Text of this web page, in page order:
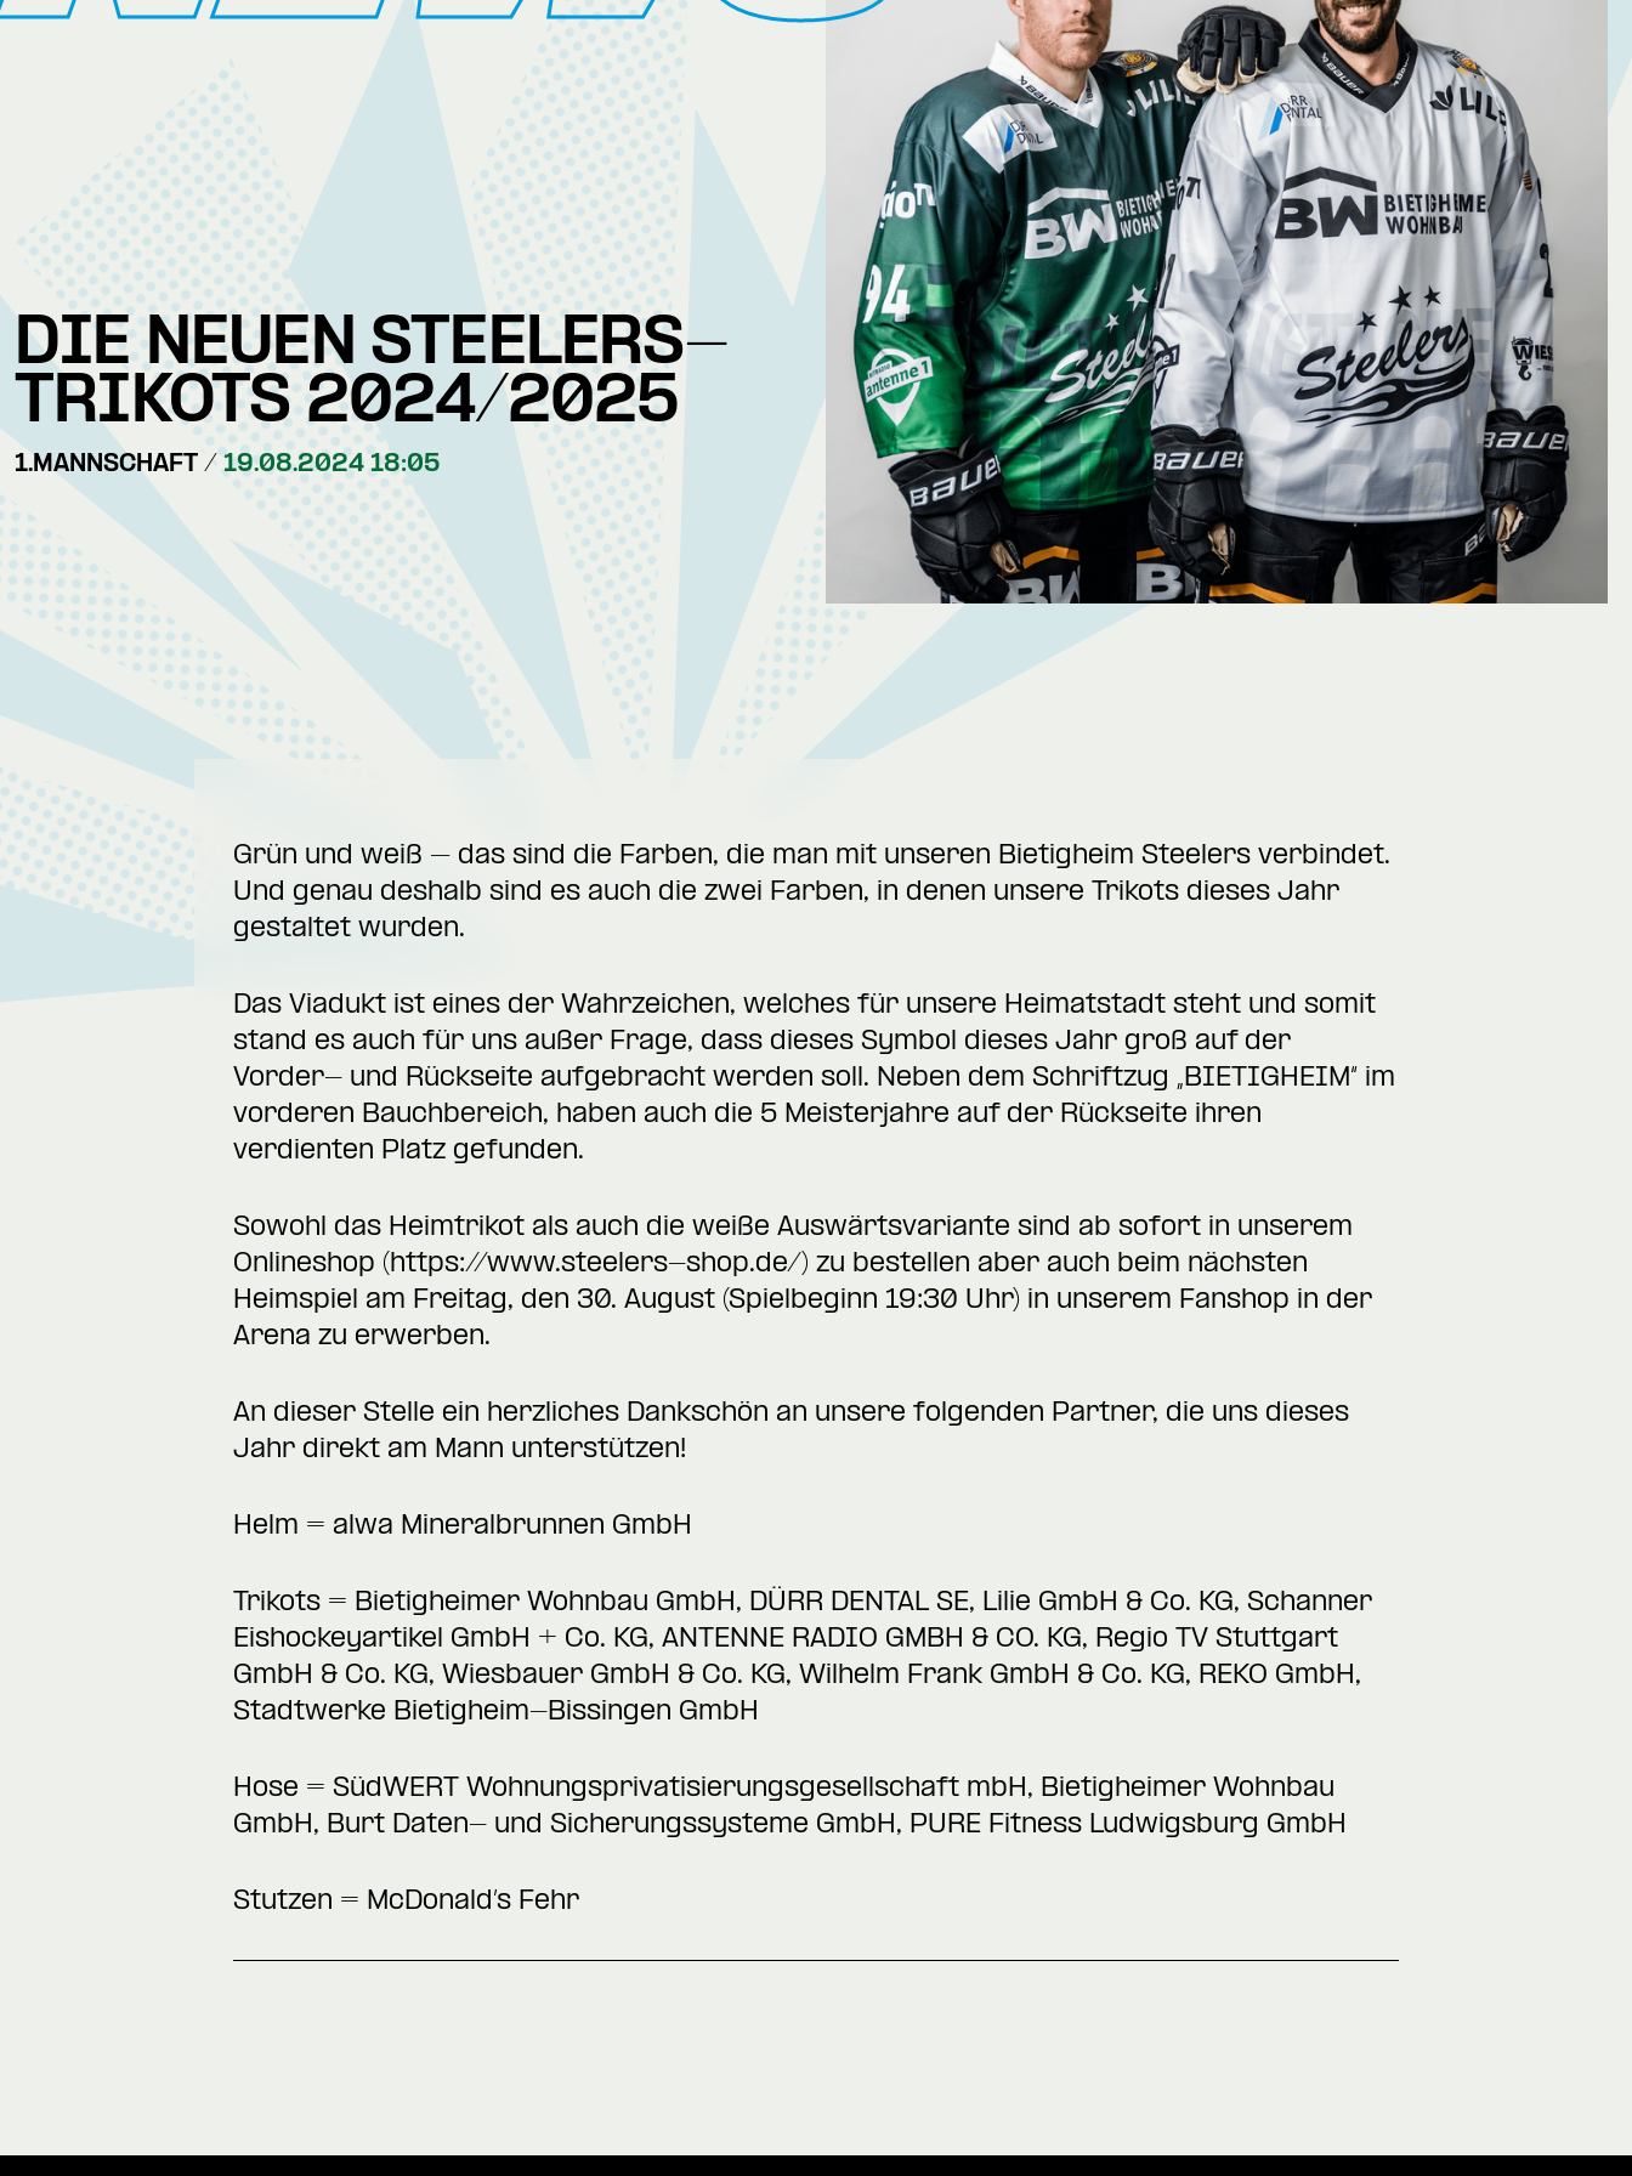
DIE NEUEN STEELERS-
TRIKOTS 2024/2025
1.MANNSCHAFT / 19.08.2024 18:05
Grün und weiß – das sind die Farben, die man mit unseren Bietigheim Steelers verbindet.
Und genau deshalb sind es auch die zwei Farben, in denen unsere Trikots dieses Jahr
gestaltet wurden.
Das Viadukt ist eines der Wahrzeichen, welches für unsere Heimatstadt steht und somit
stand es auch für uns außer Frage, dass dieses Symbol dieses Jahr groß auf der
Vorder- und Rückseite aufgebracht werden soll. Neben dem Schriftzug „BIETIGHEIM“ im
vorderen Bauchbereich, haben auch die 5 Meisterjahre auf der Rückseite ihren
verdienten Platz gefunden.
Sowohl das Heimtrikot als auch die weiße Auswärtsvariante sind ab sofort in unserem
Onlineshop (https://www.steelers-shop.de/) zu bestellen aber auch beim nächsten
Heimspiel am Freitag, den 30. August (Spielbeginn 19:30 Uhr) in unserem Fanshop in der
Arena zu erwerben.
An dieser Stelle ein herzliches Dankschön an unsere folgenden Partner, die uns dieses
Jahr direkt am Mann unterstützen!
Helm = alwa Mineralbrunnen GmbH
Trikots = Bietigheimer Wohnbau GmbH, DÜRR DENTAL SE, Lilie GmbH & Co. KG, Schanner
Eishockeyartikel GmbH + Co. KG, ANTENNE RADIO GMBH & CO. KG, Regio TV Stuttgart
GmbH & Co. KG, Wiesbauer GmbH & Co. KG, Wilhelm Frank GmbH & Co. KG, REKO GmbH,
Stadtwerke Bietigheim-Bissingen GmbH
Hose = SüdWERT Wohnungsprivatisierungsgesellschaft mbH, Bietigheimer Wohnbau
GmbH, Burt Daten- und Sicherungssysteme GmbH, PURE Fitness Ludwigsburg GmbH
Stutzen = McDonald’s Fehr